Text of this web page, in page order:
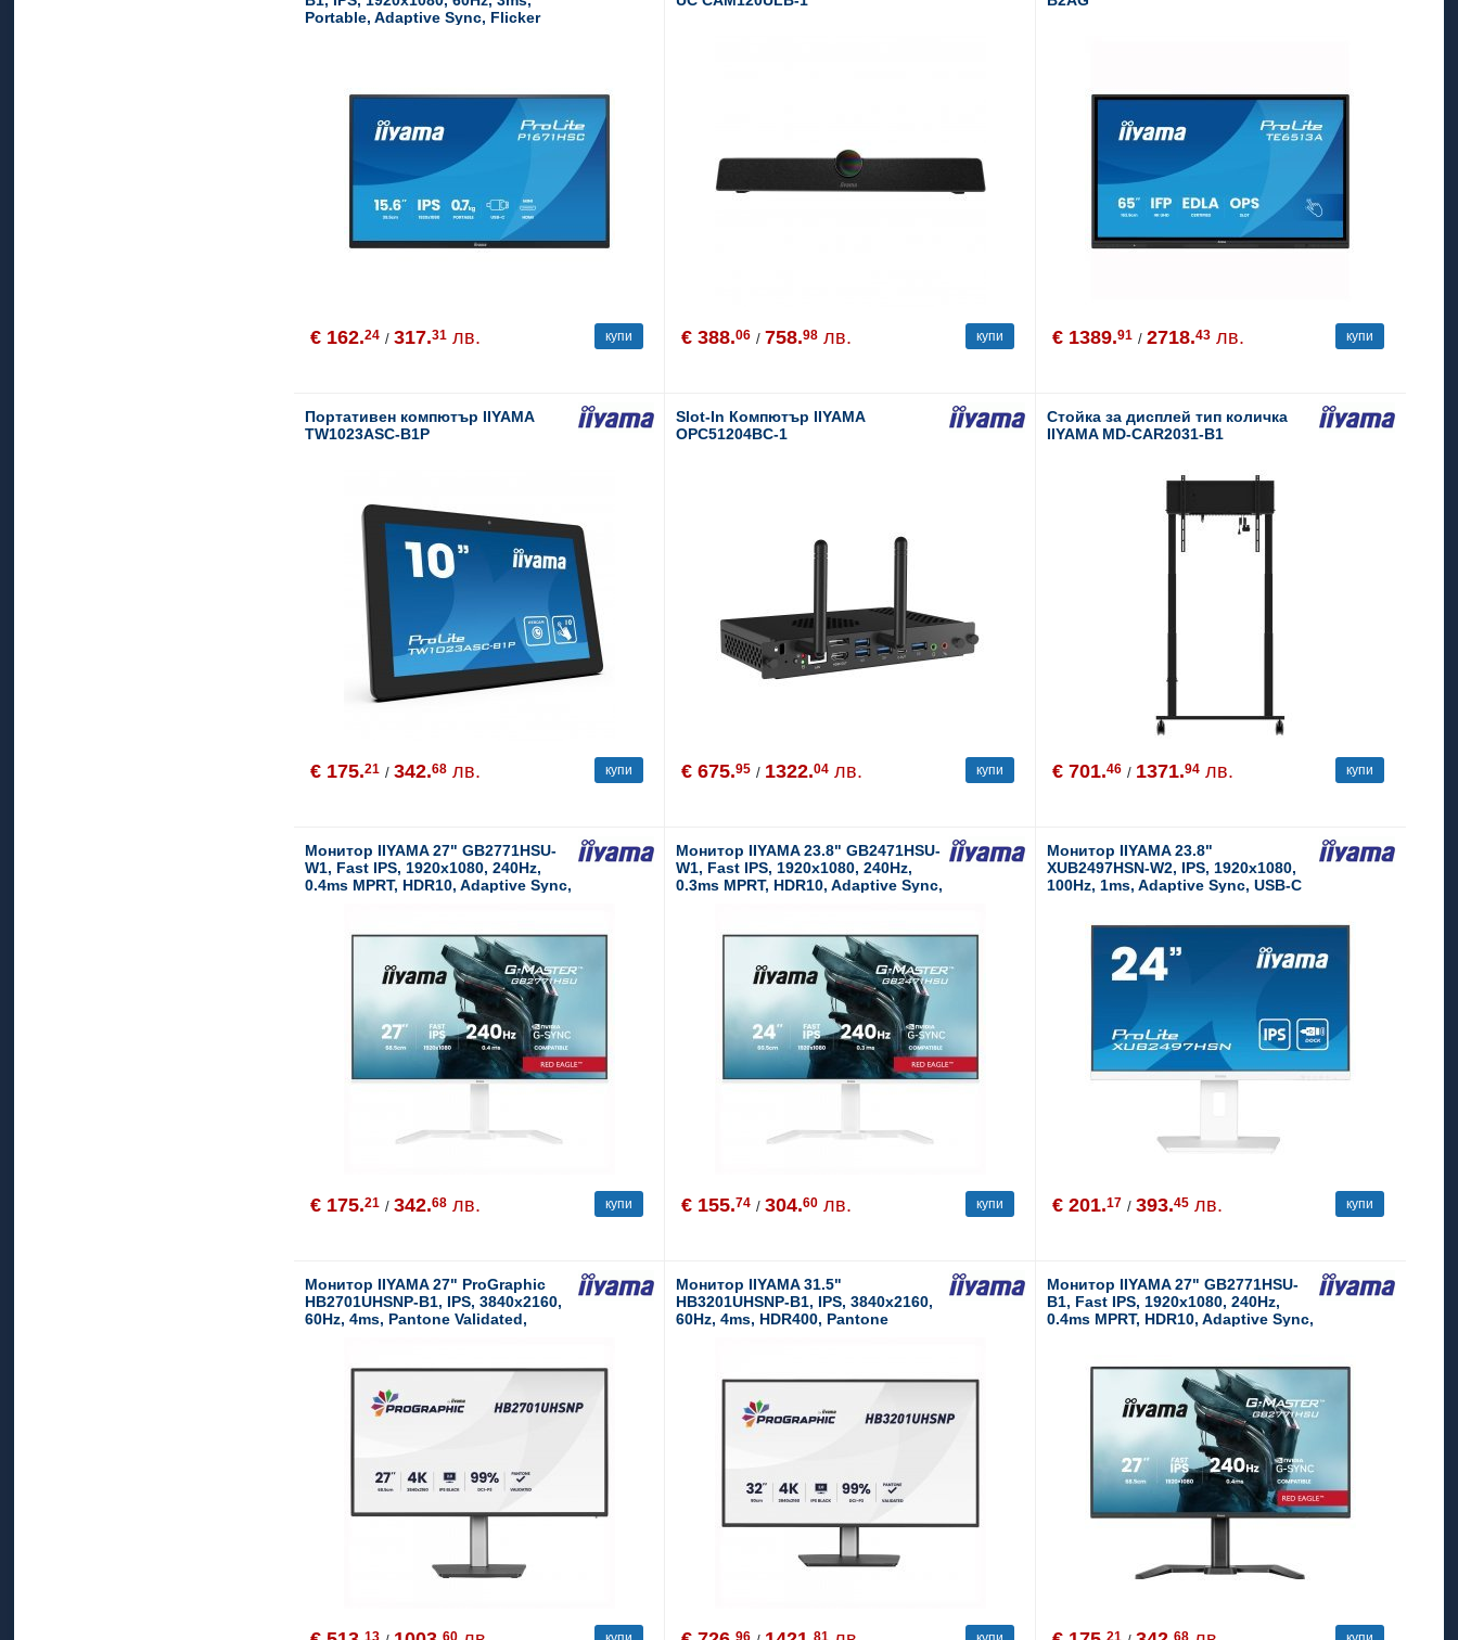
Portable, Adaptive Sync, Flicker
€ 162.24 /317.31 лв. купи € 388.06 / 758.98 лв. купи € 1389.91 / 2718.43 лв. купи
Портативен компютър IIYAMA
TW1023ASC-B1P
€ 175.21 /342.68 лв. купи
Slot-In Компютър IIYAMA
OPC51204BC-1
€ 675.95 / 1322.04 лв. купи
Стойка за дисплей тип количка
IIYAMA MD-CAR2031-B1
€ 701.46 / 1371.94 лв. купи
Монитор IIYAMA 27" GB2771HSU-
W1, Fast IPS, 1920x1080, 240Hz,
0.4ms MPRT, HDR10, Adaptive Sync,
€ 175.21 /342.68 лв. купи
Монитор IIYAMA 23.8" GB2471HSU-
W1, Fast IPS, 1920x1080, 240Hz,
0.3ms MPRT, HDR10, Adaptive Sync,
€ 155.74 /304.60 лв. купи
Монитор IIYAMA 23.8"
XUB2497HSN-W2, IPS, 1920x1080,
100Hz, 1ms, Adaptive Sync, USB-C
€ 201.17 / 393.45 лв. купи
Монитор IIYAMA 27" ProGraphic
HB2701UHSNP-B1, IPS, 3840x2160,
60Hz, 4ms, Pantone Validated,
13 60
Монитор IIYAMA 31.5"
HB3201UHSNP-B1, IPS, 3840x2160,
60Hz, 4ms, HDR400, Pantone
96 81
Монитор IIYAMA 27" GB2771HSU-
B1, Fast IPS, 1920x1080, 240Hz,
0.4ms MPRT, HDR10, Adaptive Sync,
21 68